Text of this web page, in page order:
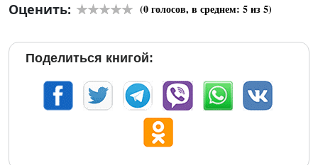
Оценить:
(0голосов, в среднем: 5из 5)
Поделиться книгой: